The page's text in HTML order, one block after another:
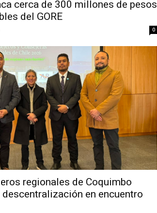
cerca de 300 millones de pesos
del GORE
0
regionales de Coquimbo
en encuentro